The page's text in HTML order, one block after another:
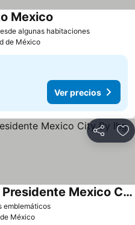
algunas habitaciones
Mexico
de México
Ver precios
Compartir
emblemáticos
Intercontinental Hotels Presidente Mexico City By Ihg
México